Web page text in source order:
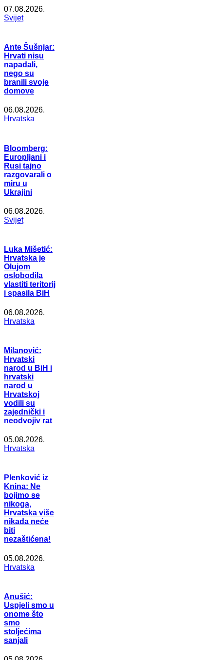
07.08.2026.
Svijet
Ante Šušnjar:
Hrvati nisu
napadali,
nego su
branili svoje
domove
06.08.2026.
Hrvatska
Bloomberg:
Europljani i
Rusi tajno
razgovarali o
miru u
Ukrajini
06.08.2026.
Svijet
Luka Mišetić:
Hrvatska je
Olujom
oslobodila
vlastiti teritorij
i spasila BiH
06.08.2026.
Hrvatska
Milanović:
Hrvatski
narod u BiH i
hrvatski
narod u
Hrvatskoj
vodili su
zajednički i
neodvojiv rat
05.08.2026.
Hrvatska
Plenković iz
Knina: Ne
bojimo se
nikoga,
Hrvatska više
nikada neće
biti
nezaštićena!
05.08.2026.
Hrvatska
Anušić:
Uspjeli smo u
onome što
smo
stoljećima
sanjali